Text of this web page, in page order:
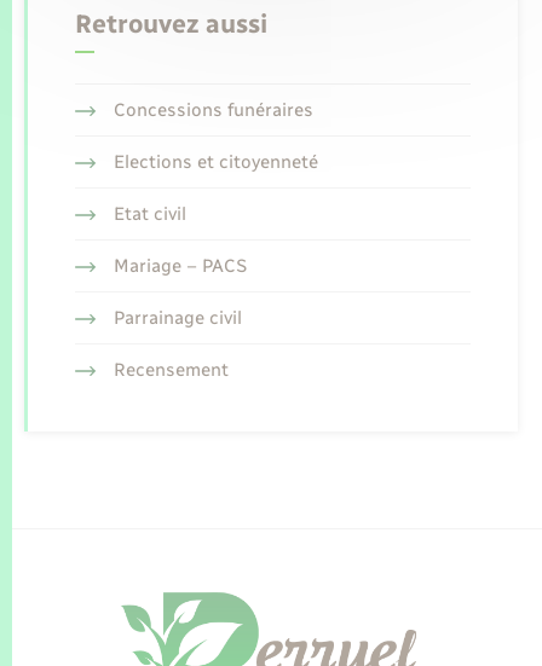
Retrouvez aussi
Concessions funéraires
Elections et citoyenneté
Etat civil
Mariage – PACS
Parrainage civil
Recensement